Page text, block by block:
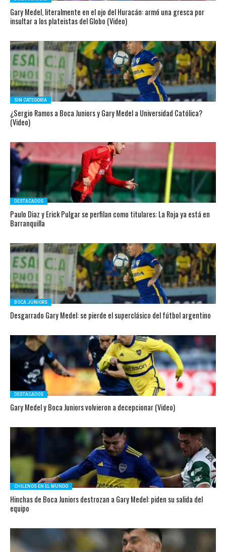
Gary Medel, literalmente en el ojo del Huracán: armó una gresca por
insultar a los plateistas del Globo (Video)
SIN CATEGORÍA
¿Sergio Ramos a Boca Juniors y Gary Medel a Universidad Católica?
(Video)
DESTACADOS
Paulo Diaz y Erick Pulgar se perfilan como titulares: La Roja ya está en
Barranquilla
BOCA JUNIORS
Desgarrado Gary Medel: se pierde el superclásico del fútbol argentino
DESTACADOS
Gary Medel y Boca Juniors volvieron a decepcionar (Video)
CHILENOS EN EL MUNDO
Hinchas de Boca Juniors destrozan a Gary Medel: piden su salida del
equipo